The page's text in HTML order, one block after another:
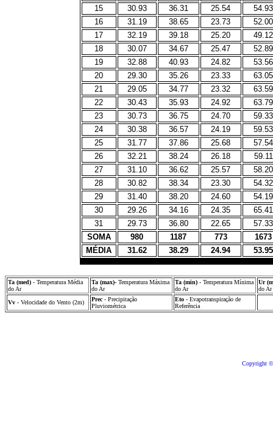
15
30.93 36.31 25.54
54.93
16
31.19 38.65 23.73
52.00
17
32.19 39.18 25.20
49.12
18
30.07 34.67 25.47
52.89
19
32.88 40.93 24.82
53.56
20
29.30 35.26 23.33
63.05
21
29.05 34.77 23.32
63.59
22
30.43 35.93 24.92
63.79
23
30.73 36.75 24.70
59.33
24
30.38 36.57 24.19
59.53
25
31.77 37.86 25.68
57.54
26
32.21 38.24 26.18
59.11
27
31.10 36.62 25.57
58.20
28
30.82 38.34 23.30
54.32
29
31.40 38.20 24.60
54.19
30
29.26 34.16 24.35
65.41
31
29.73 36.80 22.65
57.33
SOMA
980 1187 773
1673
MÉDIA
31.62 38.29 24.94 53.95
Ta (med) - Temperatura Média
do Ar
Ta (max)- Temperatura Máxima
do Ar
Ta (min) - Temperatura Mínima
do Ar
Ur
do Ar
Vv - Velocidade do Vento (2m) Prec - Precipitação
Pluviométrica
Eto - Evapotranspiração de
Referência
Copyright